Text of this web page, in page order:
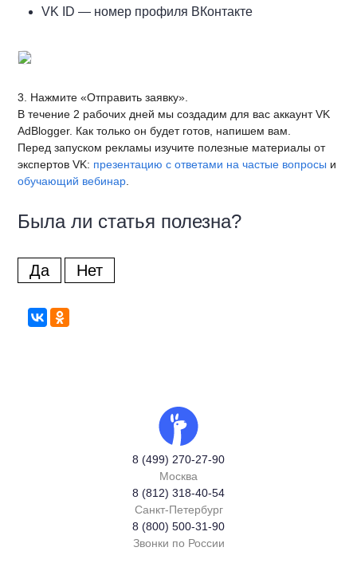
VK ID — номер профиля ВКонтакте
3. Нажмите «Отправить заявку».
В течение 2 рабочих дней мы создадим для вас аккаунт VK
AdBlogger. Как только он будет готов, напишем вам.
Перед запуском рекламы изучите полезные материалы от
экспертов VK: презентацию с ответами на частые вопросы и
обучающий вебинар
Была ли статья полезна?
Да Нет
8 (499) 270-27-90
Москва
8 (812) 318-40-54
Санкт-Петербург
8 (800) 500-31-90
Звонки по России